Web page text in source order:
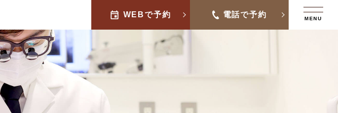
WEBで予約 電話で予約 MENU